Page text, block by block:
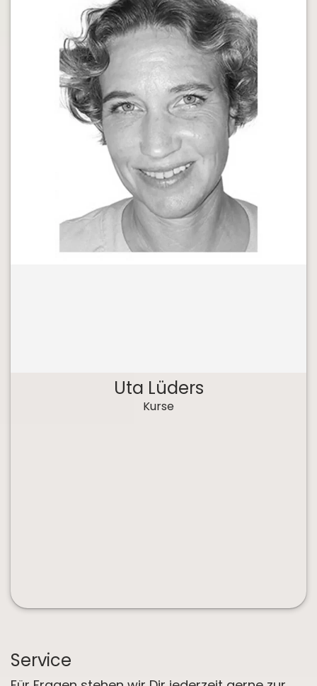
Uta Lüders
Kurse
Service